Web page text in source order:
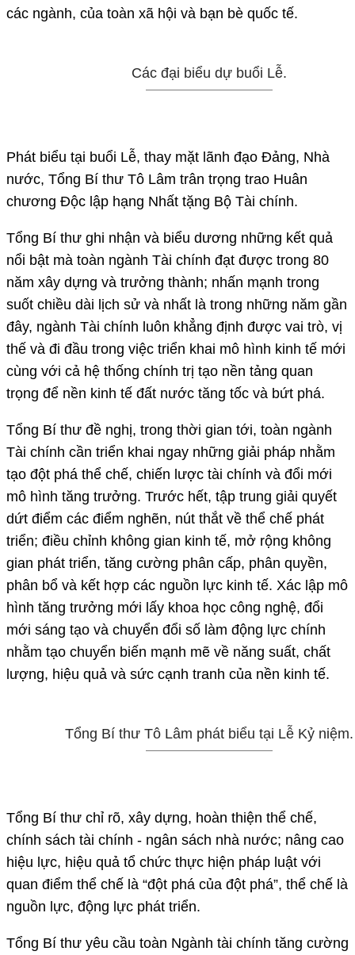
các ngành, của toàn xã hội và bạn bè quốc tế.
Các đại biểu dự buổi Lễ.
Phát biểu tại buổi Lễ, thay mặt lãnh đạo Đảng, Nhà
nước, Tổng Bí thư Tô Lâm trân trọng trao Huân
chương Độc lập hạng Nhất tặng Bộ Tài chính.
Tổng Bí thư ghi nhận và biểu dương những kết quả
nổi bật mà toàn ngành Tài chính đạt được trong 80
năm xây dựng và trưởng thành; nhấn mạnh trong
suốt chiều dài lịch sử và nhất là trong những năm gần
đây, ngành Tài chính luôn khẳng định được vai trò, vị
thế và đi đầu trong việc triển khai mô hình kinh tế mới
cùng với cả hệ thống chính trị tạo nền tảng quan
trọng để nền kinh tế đất nước tăng tốc và bứt phá.
Tổng Bí thư đề nghị, trong thời gian tới, toàn ngành
Tài chính cần triển khai ngay những giải pháp nhằm
tạo đột phá thể chế, chiến lược tài chính và đổi mới
mô hình tăng trưởng. Trước hết, tập trung giải quyết
dứt điểm các điểm nghẽn, nút thắt về thể chế phát
triển; điều chỉnh không gian kinh tế, mở rộng không
gian phát triển, tăng cường phân cấp, phân quyền,
phân bổ và kết hợp các nguồn lực kinh tế. Xác lập mô
hình tăng trưởng mới lấy khoa học công nghệ, đổi
mới sáng tạo và chuyển đổi số làm động lực chính
nhằm tạo chuyển biến mạnh mẽ về năng suất, chất
lượng, hiệu quả và sức cạnh tranh của nền kinh tế.
Tổng Bí thư Tô Lâm phát biểu tại Lễ Kỷ niệm.
Tổng Bí thư chỉ rõ, xây dựng, hoàn thiện thể chế,
chính sách tài chính - ngân sách nhà nước; nâng cao
hiệu lực, hiệu quả tổ chức thực hiện pháp luật với
quan điểm thể chế là “đột phá của đột phá”, thể chế là
nguồn lực, động lực phát triển.
Tổng Bí thư yêu cầu toàn Ngành tài chính tăng cường